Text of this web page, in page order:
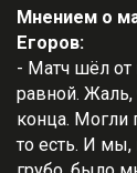
Мнением о
Егоров:
- Матч шёл от
равной. Жаль,
конца. Могли
то есть. И мы,